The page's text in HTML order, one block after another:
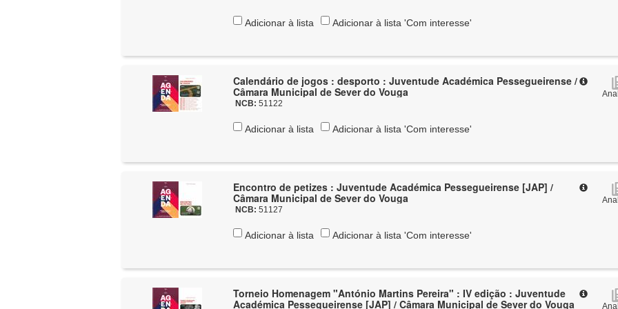
Adicionar à lista Adicionar à lista 'Com interesse'
Calendário de jogos : desporto : Juventude Académica Pessegueirense /
Câmara Municipal de Sever do Vouga
NCB:51122
Adicionar à lista Adicionar à lista 'Com interesse'
Encontro de petizes : Juventude Académica Pessegueirense [JAP] /
Câmara Municipal de Sever do Vouga
NCB:51127
Adicionar à lista Adicionar à lista 'Com interesse'
Torneio Homenagem "António Martins Pereira" : IV edição : Juventude
Académica Pessegueirense [JAP] / Câmara Municipal de Sever do Vouga